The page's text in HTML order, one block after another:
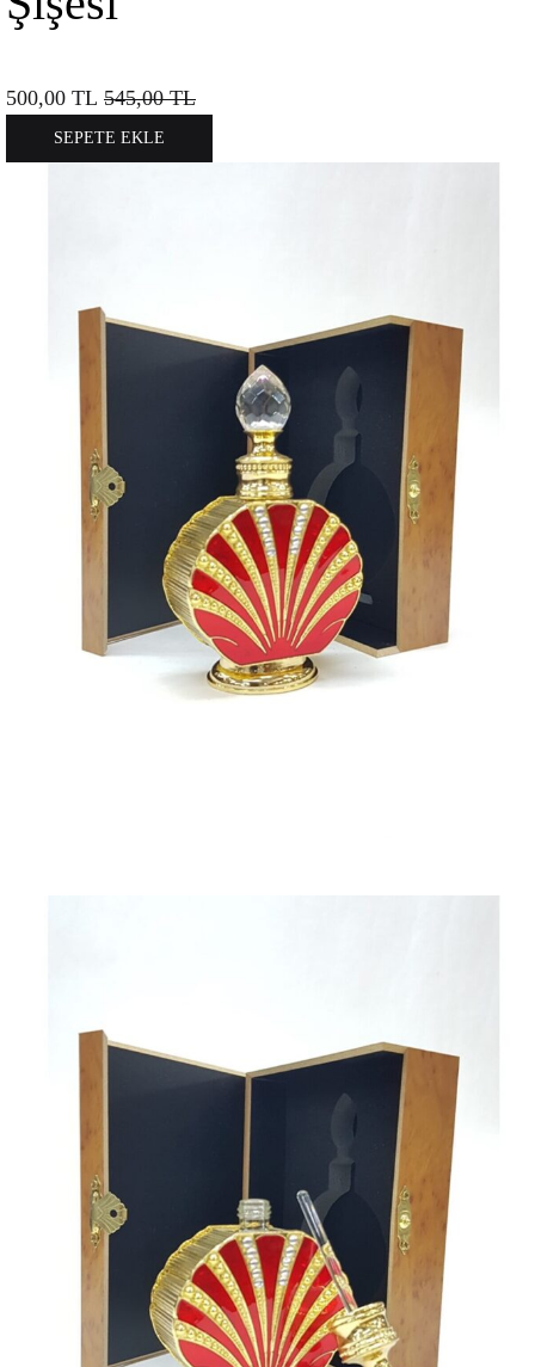
500,00 TL 545,00TL
SEPETE EKLE